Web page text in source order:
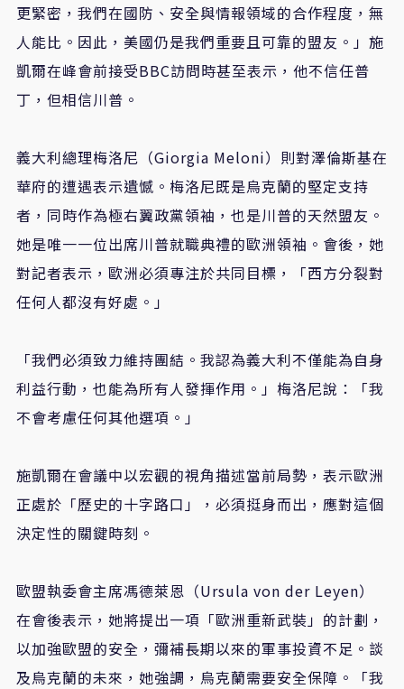
更緊密，我們在國防、安全與情報領域的合作程度，無
人能比。因此，美國仍是我們重要且可靠的盟友。」施
凱爾在峰會前接受BBC訪問時甚至表示，他不信任普
丁，但相信川普。
義大利總理梅洛尼（Giorgia Meloni）則對澤倫斯基在
華府的遭遇表示遺憾。梅洛尼既是烏克蘭的堅定支持
者，同時作為極右翼政黨領袖，也是川普的天然盟友。
她是唯一一位出席川普就職典禮的歐洲領袖。會後，她
對記者表示，歐洲必須專注於共同目標，「西方分裂對
任何人都沒有好處。」
「我們必須致力維持團結。我認為義大利不僅能為自身
利益行動，也能為所有人發揮作用。」梅洛尼說：「我
不會考慮任何其他選項。」
施凱爾在會議中以宏觀的視角描述當前局勢，表示歐洲
正處於「歷史的十字路口」，必須挺身而出，應對這個
決定性的關鍵時刻。
歐盟執委會主席馮德萊恩（Ursula von der Leyen）
在會後表示，她將提出一項「歐洲重新武裝」的計劃，
以加強歐盟的安全，彌補長期以來的軍事投資不足。談
及烏克蘭的未來，她強調，烏克蘭需要安全保障。「我